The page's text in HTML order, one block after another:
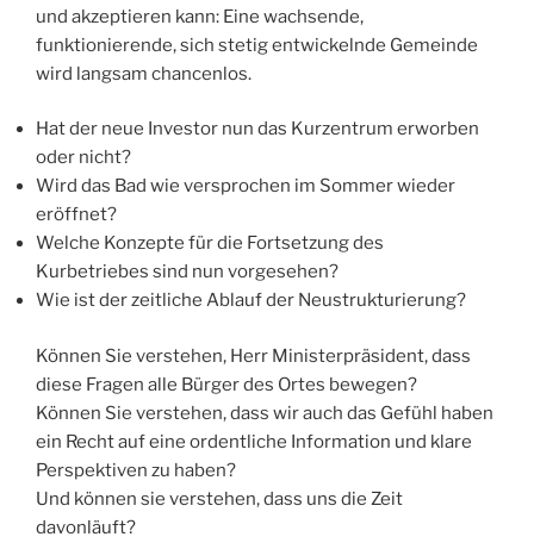
und akzeptieren kann: Eine wachsende,
funktionierende, sich stetig entwickelnde Gemeinde
wird langsam chancenlos.
Hat der neue Investor nun das Kurzentrum erworben
oder nicht?
Wird das Bad wie versprochen im Sommer wieder
eröffnet?
Welche Konzepte für die Fortsetzung des
Kurbetriebes sind nun vorgesehen?
Wie ist der zeitliche Ablauf der Neustrukturierung?
Können Sie verstehen, Herr Ministerpräsident, dass
diese Fragen alle Bürger des Ortes bewegen?
Können Sie verstehen, dass wir auch das Gefühl haben
ein Recht auf eine ordentliche Information und klare
Perspektiven zu haben?
Und können sie verstehen, dass uns die Zeit
davonläuft?